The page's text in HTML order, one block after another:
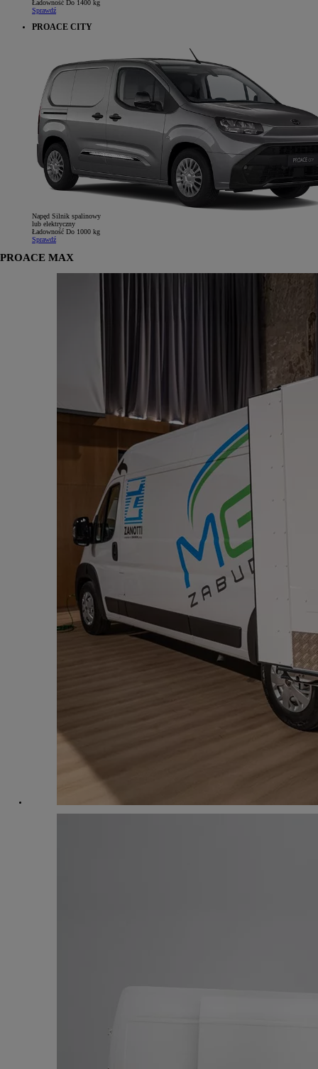
Ładowność Do 1400 kg
Sprawdź
PROACE CITY
Napęd Silnik spalinowy
lub elektryczny
Ładowność Do 1000 kg
Sprawdź
PROACE MAX